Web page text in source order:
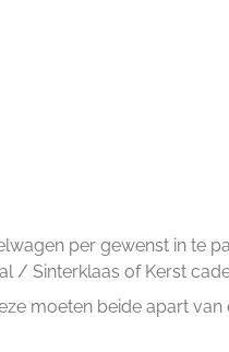
per gewenst in te
/ Sinterklaas of Kerst
moeten beide apart